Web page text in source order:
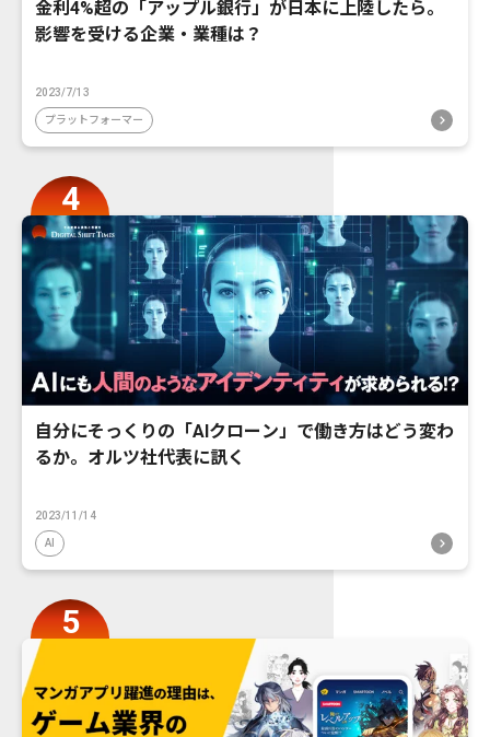
金利4%超の「アップル銀行」が日本に上陸したら。
影響を受ける企業・業種は？
2023/7/13
プラットフォーマー
自分にそっくりの「AIクローン」で働き方はどう変わ
るか。オルツ社代表に訊く
2023/11/14
AI